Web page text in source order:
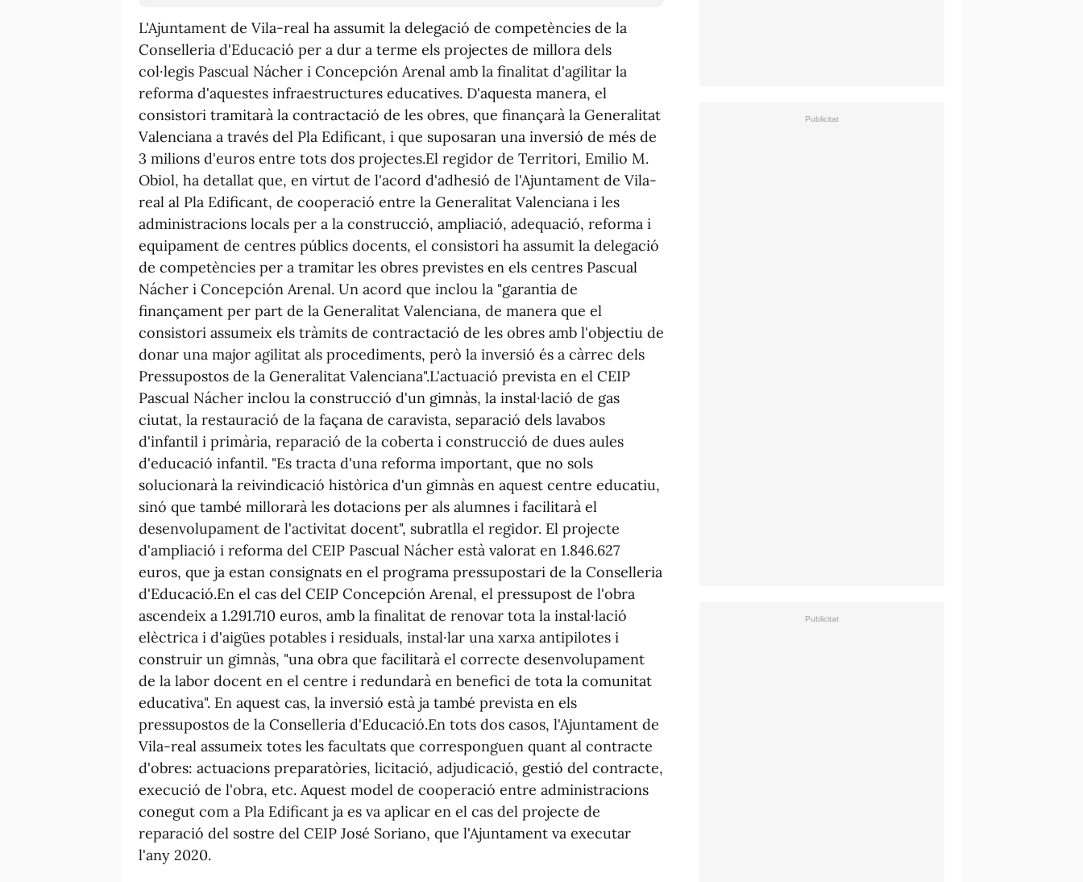
L'Ajuntament de Vila-real ha assumit la delegació de competències de la
Conselleria d'Educació per a dur a terme els projectes de millora dels
col·legis Pascual Nácher i Concepción Arenal amb la finalitat d'agilitar la
reforma d'aquestes infraestructures educatives. D'aquesta manera, el
consistori tramitarà la contractació de les obres, que finançarà la Generalitat
Valenciana a través del Pla Edificant, i que suposaran una inversió de més de
3 milions d'euros entre tots dos projectes.El regidor de Territori, Emilio M.
Obiol, ha detallat que, en virtut de l'acord d'adhesió de l'Ajuntament de Vila-
real al Pla Edificant, de cooperació entre la Generalitat Valenciana i les
administracions locals per a la construcció, ampliació, adequació, reforma i
equipament de centres públics docents, el consistori ha assumit la delegació
de competències per a tramitar les obres previstes en els centres Pascual
Nácher i Concepción Arenal. Un acord que inclou la "garantia de
finançament per part de la Generalitat Valenciana, de manera que el
consistori assumeix els tràmits de contractació de les obres amb l'objectiu de
donar una major agilitat als procediments, però la inversió és a càrrec dels
Pressupostos de la Generalitat Valenciana".L'actuació prevista en el CEIP
Pascual Nácher inclou la construcció d'un gimnàs, la instal·lació de gas
ciutat, la restauració de la façana de caravista, separació dels lavabos
d'infantil i primària, reparació de la coberta i construcció de dues aules
d'educació infantil. "Es tracta d'una reforma important, que no sols
solucionarà la reivindicació històrica d'un gimnàs en aquest centre educatiu,
sinó que també millorarà les dotacions per als alumnes i facilitarà el
desenvolupament de l'activitat docent", subratlla el regidor. El projecte
d'ampliació i reforma del CEIP Pascual Nácher està valorat en 1.846.627
euros, que ja estan consignats en el programa pressupostari de la Conselleria
d'Educació.En el cas del CEIP Concepción Arenal, el pressupost de l'obra
ascendeix a 1.291.710 euros, amb la finalitat de renovar tota la instal·lació
elèctrica i d'aigües potables i residuals, instal·lar una xarxa antipilotes i
construir un gimnàs, "una obra que facilitarà el correcte desenvolupament
de la labor docent en el centre i redundarà en benefici de tota la comunitat
educativa". En aquest cas, la inversió està ja també prevista en els
pressupostos de la Conselleria d'Educació.En tots dos casos, l'Ajuntament de
Vila-real assumeix totes les facultats que corresponguen quant al contracte
d'obres: actuacions preparatòries, licitació, adjudicació, gestió del contracte,
execució de l'obra, etc. Aquest model de cooperació entre administracions
conegut com a Pla Edificant ja es va aplicar en el cas del projecte de
reparació del sostre del CEIP José Soriano, que l'Ajuntament va executar
l'any 2020.